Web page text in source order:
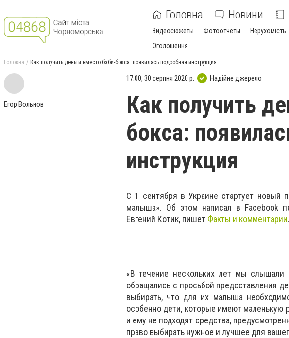
Головна Новини
Видеосюжеты Фотоотчеты Нерухомість
Оголошення
Головна Как получить деньги вместо бэби-бокса: появилась подробная инструкция
Егор Вольнов
17:00, 30 серпня 2020 р. Надійне джерело
Как получить
бокса:
инструкция
С 1 сентября в Украине стартует новый
малыша». Об этом написал в Facebook
Евгений Котик, пишет Факты и комментарии.
«В течение нескольких лет мы слышали
обращались с просьбой предоставления
выбирать, что для их малыша
особенно дети, которые имеют маленькую
и ему не подходят средства,
право выбирать нужное и лучшее для